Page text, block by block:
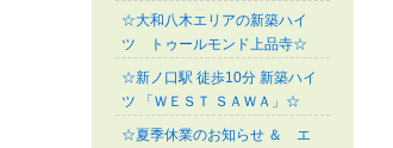
☆大和八木エリアの新築ハイ
ツ トゥールモンド上品寺☆
☆新ノ口駅 徒歩10分 新築ハイ
ツ 「ＷＥＳＴ ＳＡＷＡ」☆
☆夏季休業のお知らせ ＆ エ